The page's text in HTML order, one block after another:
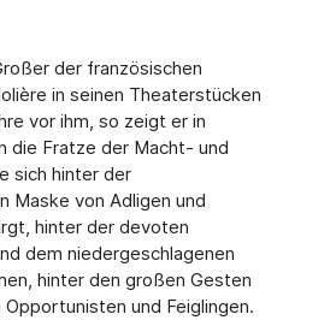
der französischen
in seinen Theaterstücken
vor ihm, so zeigt er in
die Fratze der Macht- und
sich hinter der
Maske von Adligen und
hinter der devoten
dem niedergeschlagenen
hinter den großen Gesten
und Feiglingen.